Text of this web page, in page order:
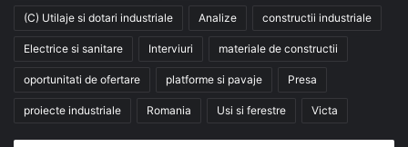
(C) Utilaje si dotari industriale Analize constructii industriale
Electrice si sanitare Interviuri materiale de constructii
oportunitati de ofertare platforme si pavaje Presa
proiecte industriale Romania Usi si ferestre Victa